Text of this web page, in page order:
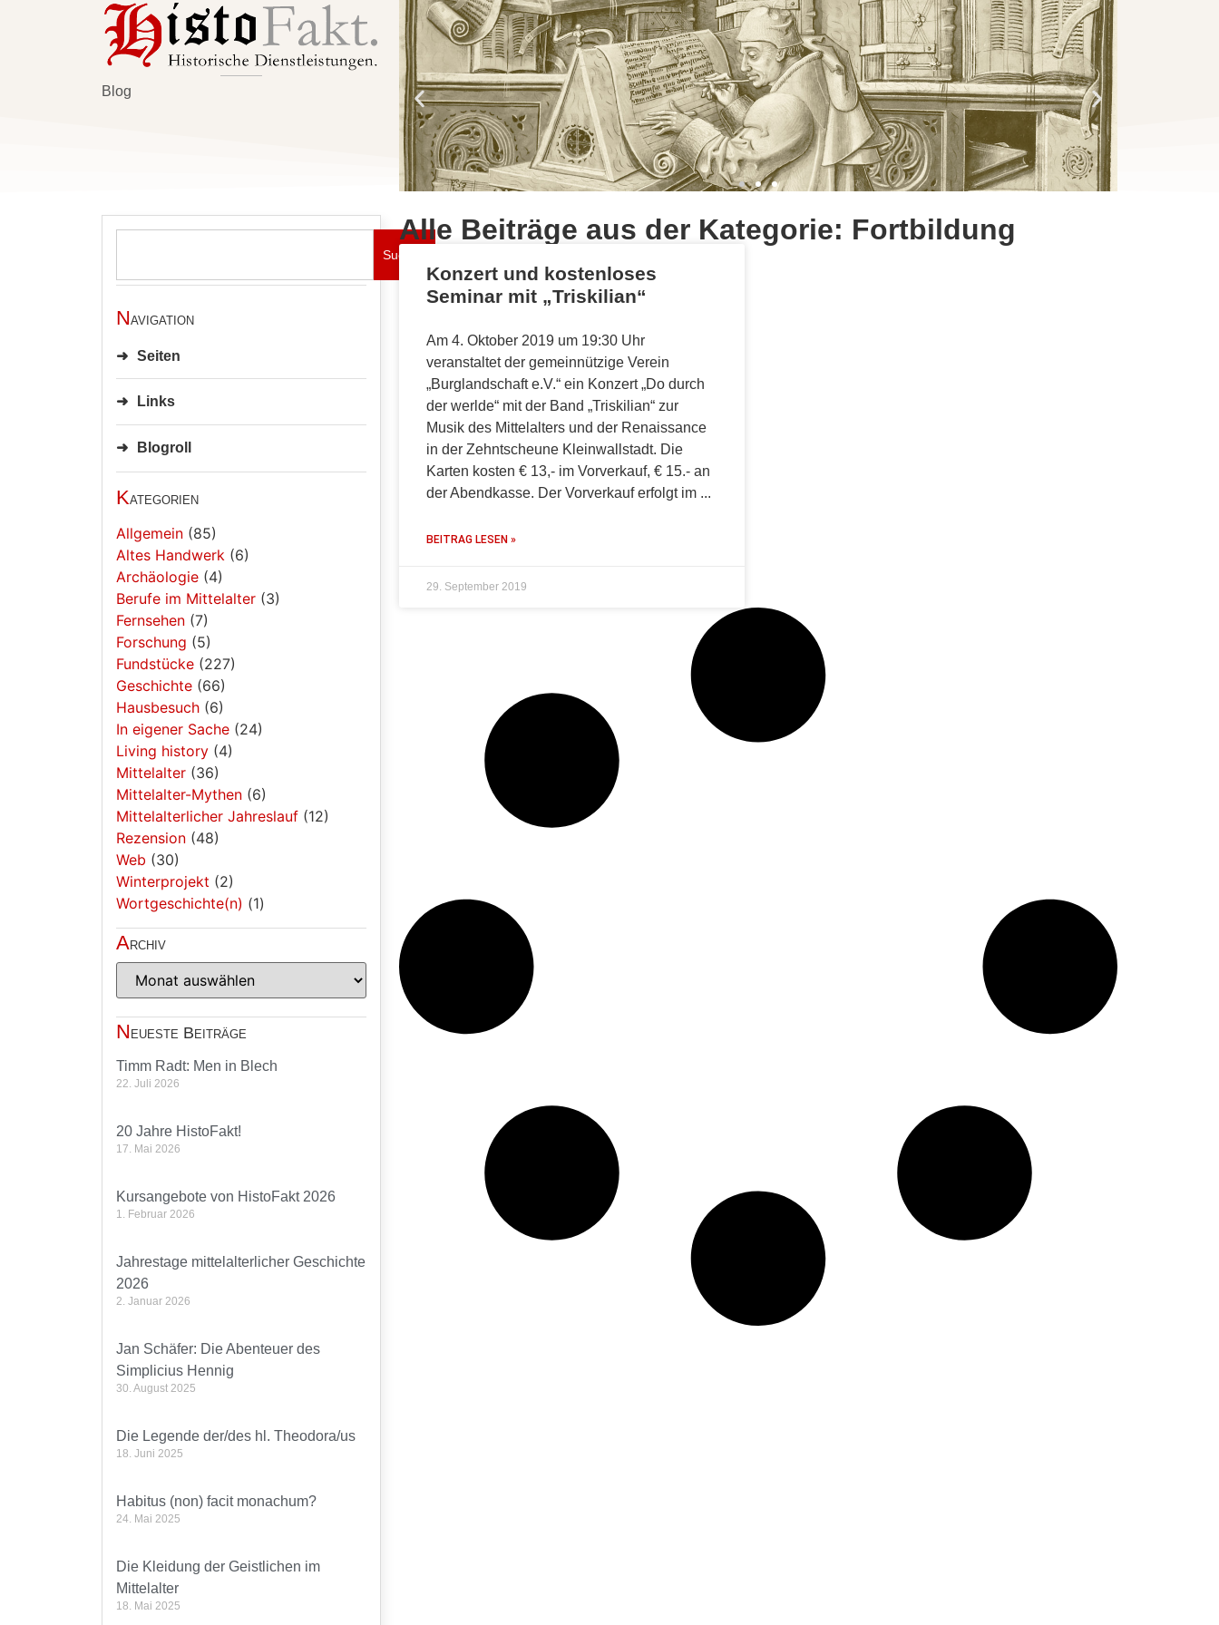
Blog
Suchen
Navigation
Seiten
Links
Blogroll
Kategorien
Allgemein (85)
Altes Handwerk (6)
Archäologie (4)
Berufe im Mittelalter (3)
Fernsehen (7)
Forschung (5)
Fundstücke (227)
Geschichte (66)
Hausbesuch (6)
In eigener Sache (24)
Living history (4)
Mittelalter (36)
Mittelalter-Mythen (6)
Mittelalterlicher Jahreslauf (12)
Rezension (48)
Web (30)
Winterprojekt (2)
Wortgeschichte(n) (1)
Archiv
Neueste Beiträge
Timm Radt: Men in Blech
22. Juli 2026
20 Jahre HistoFakt!
17. Mai 2026
Kursangebote von HistoFakt 2026
1. Februar 2026
Jahrestage mittelalterlicher Geschichte
2026
2. Januar 2026
Jan Schäfer: Die Abenteuer des
Simplicius Hennig
30. August 2025
Die Legende der/des hl. Theodora/us
18. Juni 2025
Habitus (non) facit monachum?
24. Mai 2025
Die Kleidung der Geistlichen im
Mittelalter
18. Mai 2025
Alle Beiträge aus der Kategorie: Fortbildung
Konzert und kostenloses
Seminar mit „Triskilian“
Am 4. Oktober 2019 um 19:30 Uhr
veranstaltet der gemeinnützige Verein
„Burglandschaft e.V.“ ein Konzert „Do durch
der werlde“ mit der Band „Triskilian“ zur
Musik des Mittelalters und der Renaissance
in der Zehntscheune Kleinwallstadt. Die
Karten kosten € 13,- im Vorverkauf, € 15.- an
der Abendkasse. Der Vorverkauf erfolgt im
BEITRAG LESEN »
29. September 2019